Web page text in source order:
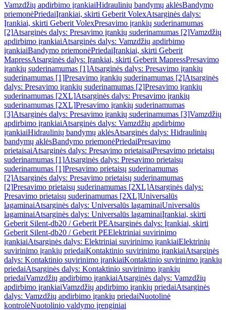
Vamzdžių apdirbimo įrankiaiHidraulinių bandymų aklėsBandymo
priemonėPriedaiĮrankiai, skirti Geberit VolexAtsarginės dalys:
Įrankiai, skirti Geberit VolexPresavimo įrankių suderinamumas
[2]Atsarginės dalys: Presavimo įrankių suderinamumas [2]Vamzdžių
apdirbimo įrankiaiAtsarginės dalys: Vamzdžių apdirbimo
įrankiaiBandymo priemonėPriedaiĮrankiai, skirti Geberit
MapressAtsarginės dalys: Įrankiai, skirti Geberit MapressPresavimo
įrankių suderinamumas [1]Atsarginės dalys: Presavimo įrankių
suderinamumas [1]Presavimo įrankių suderinamumas [2]Atsarginės
dalys: Presavimo įrankių suderinamumas [2]Presavimo įrankių
suderinamumas [2XL]Atsarginės dalys: Presavimo įrankių
suderinamumas [2XL]Presavimo įrankių suderinamumas
[3]Atsarginės dalys: Presavimo įrankių suderinamumas [3]Vamzdžių
apdirbimo įrankiaiAtsarginės dalys: Vamzdžių apdirbimo
įrankiaiHidraulinių bandymų aklėsAtsarginės dalys: Hidraulinių
bandymų aklėsBandymo priemonėPriedaiPresavimo
prietaisaiAtsarginės dalys: Presavimo prietaisaiPresavimo prietaisų
suderinamumas [1]Atsarginės dalys: Presavimo prietaisų
suderinamumas [1]Presavimo prietaisų suderinamumas
[2]Atsarginės dalys: Presavimo prietaisų suderinamumas
[2]Presavimo prietaisų suderinamumas [2XL]Atsarginės dalys:
Presavimo prietaisų suderinamumas [2XL]Universalūs
lagaminaiAtsarginės dalys: Universalūs lagaminaiUniversalūs
lagaminaiAtsarginės dalys: Universalūs lagaminaiĮrankiai, skirti
Geberit Silent-db20 / Geberit PEAtsarginės dalys: Įrankiai, skirti
Geberit Silent-db20 / Geberit PEElektriniai suvirinimo
įrankiaiAtsarginės dalys: Elektriniai suvirinimo įrankiaiElektrinių
suvirinimo įrankių priedaiKontaktinio suvirinimo įrankiaiAtsarginės
dalys: Kontaktinio suvirinimo įrankiaiKontaktinio suvirinimo įrankių
priedaiAtsarginės dalys: Kontaktinio suvirinimo įrankių
priedaiVamzdžių apdirbimo įrankiaiAtsarginės dalys: Vamzdžių
apdirbimo įrankiaiVamzdžių apdirbimo įrankių priedaiAtsarginės
dalys: Vamzdžių apdirbimo įrankių priedaiNuotolinė
kontrolėNuotolinio valdymo įrenginiai